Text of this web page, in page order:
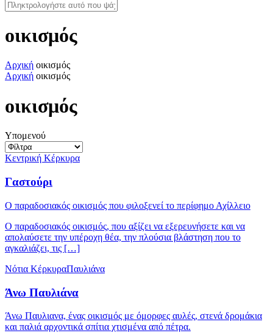
οικισμός
Αρχική οικισμός
Αρχική οικισμός
οικισμός
Υπομενού
Κεντρική Κέρκυρα
Γαστούρι
Ο παραδοσιακός οικισμός που φιλοξενεί το περίφημο Αχίλλειο
Ο παραδοσιακός οικισμός, που αξίζει να εξερευνήσετε και να
απολαύσετε την υπέροχη θέα, την πλούσια βλάστηση που το
αγκαλιάζει, τις […]
Νότια ΚέρκυραΠαυλιάνα
Άνω Παυλιάνα
Άνω Παυλιανα, ένας οικισμός με όμορφες αυλές, στενά δρομάκια
και παλιά αρχοντικά σπίτια χτισμένα από πέτρα.